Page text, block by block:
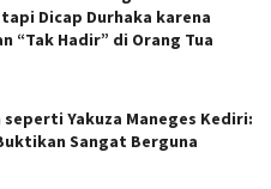
Dicap Durhaka karena
“Tak Hadir” di Orang Tua
seperti Yakuza Maneges Kediri:
Sangat Berguna